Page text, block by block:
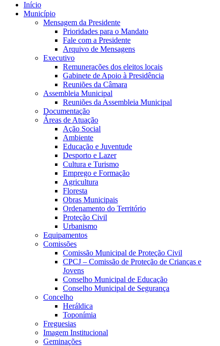
Início
Município
Mensagem da Presidente
Prioridades para o Mandato
Fale com a Presidente
Arquivo de Mensagens
Executivo
Remunerações dos eleitos locais
Gabinete de Apoio à Presidência
Reuniões da Câmara
Assembleia Municipal
Reuniões da Assembleia Municipal
Documentação
Áreas de Atuação
Ação Social
Ambiente
Educação e Juventude
Desporto e Lazer
Cultura e Turismo
Emprego e Formação
Agricultura
Floresta
Obras Municipais
Ordenamento do Território
Proteção Civil
Urbanismo
Equipamentos
Comissões
Comissão Municipal de Proteção Civil
CPCJ – Comissão de Proteção de Crianças e
Jovens
Conselho Municipal de Educação
Conselho Municipal de Segurança
Concelho
Heráldica
Toponímia
Freguesias
Imagem Institucional
Geminações